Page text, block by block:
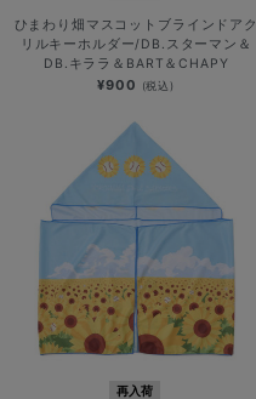
ひまわり畑マスコットブラインドアク
リルキーホルダー/DB.スターマン＆
DB.キララ＆BART＆CHAPY
¥900 (税込)
再入荷